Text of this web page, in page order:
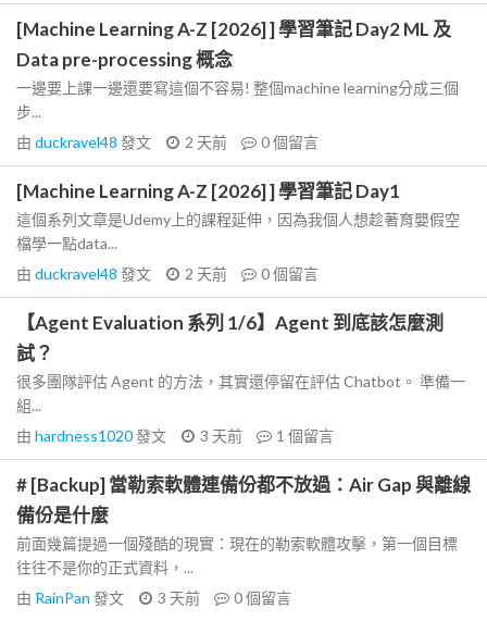
[Machine Learning A-Z [2026] ] 學習筆記 Day2 ML 及
Data pre-processing 概念
一邊要上課一邊還要寫這個不容易! 整個machine learning分成三個
步...
由 duckravel48 發文 2 天前 0個留言
[Machine Learning A-Z [2026] ] 學習筆記 Day1
這個系列文章是Udemy上的課程延伸，因為我個人想趁著育嬰假空
檔學一點data...
由 duckravel48 發文 2 天前 0個留言
【Agent Evaluation 系列 1/6】Agent 到底該怎麼測
試？
很多團隊評估 Agent 的方法，其實還停留在評估 Chatbot。 準備一
組...
由 hardness1020發文 3 天前 1 個留言
# [Backup] 當勒索軟體連備份都不放過：Air Gap 與離線
備份是什麼
前面幾篇提過一個殘酷的現實：現在的勒索軟體攻擊，第一個目標
往往不是你的正式資料，...
由 RainPan 發文 3 天前 0個留言